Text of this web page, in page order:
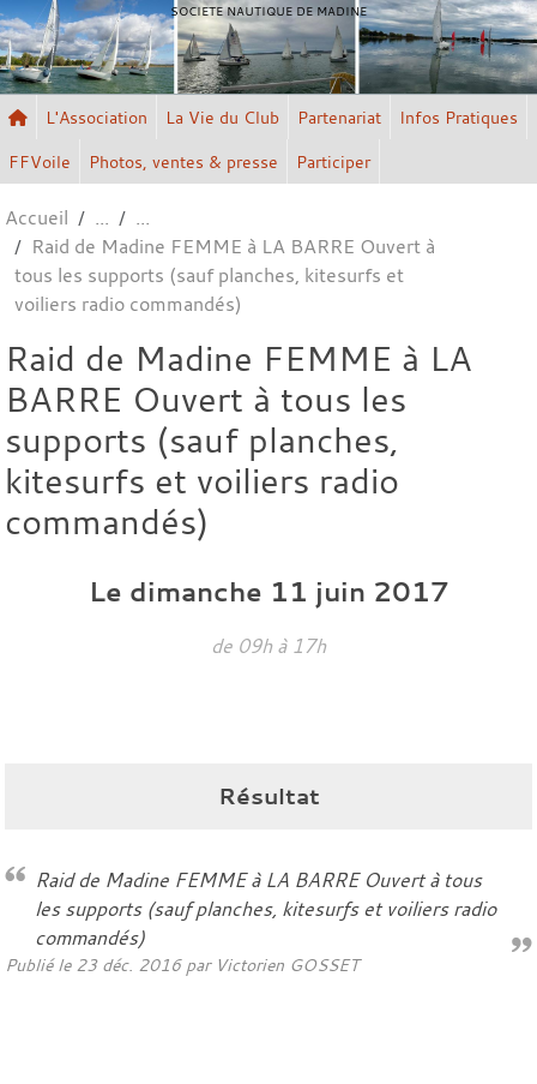
SOCIETE NAUTIQUE DE MADINE
L'Association La Vie du Club Partenariat
Infos Pratiques
FFVoile
Photos, ventes & presse Participer
Accueil
Raid de Madine FEMME à LA BARRE Ouvert à
tous les supports (sauf planches, kitesurfs et
voiliers radio commandés)
Raid de Madine FEMME à LA
BARRE Ouvert à tous les
supports (sauf planches,
kitesurfs et voiliers radio
commandés)
Le dimanche 11 juin 2017
de 09h à 17h
Résultat
Raid de Madine FEMME à LA BARRE Ouvert à tous
les supports (sauf planches, kitesurfs et voiliers radio
commandés)
Publié le 23 déc. 2016par Victorien GOSSET
Panneau de gestion des cookies